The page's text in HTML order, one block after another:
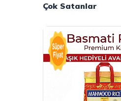
Çok Satanlar